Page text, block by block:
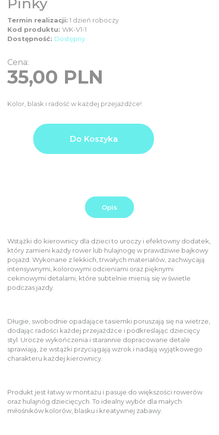
ODZIEŻ
AKCESORIA
KONTAKT
INFO
Kod produktu: WK-V1-1
Cena:
35,00 PLN
Kolor, blask i radość w każdej przejażdżce!
Termin realizacji: 1 dzień roboczy
Dostępność: Dostępny
Product
price
Do Koszyka
Opis
Wstążki do kierownicy dla dzieci to uroczy i efektowny dodatek,
który zamieni każdy rower lub hulajnogę w prawdziwie bajkowy
pojazd. Wykonane z lekkich, trwałych materiałów, zachwycają
intensywnymi, kolorowymi odcieniami oraz pięknymi
cekinowymi detalami, które subtelnie mienią się w świetle
podczas jazdy.
Długie, swobodnie opadające tasiemki poruszają się na wietrze,
dodając radości każdej przejażdżce i podkreślając dziecięcy
styl. Urocze wykończenia i starannie dopracowane detale
sprawiają, że wstążki przyciągają wzrok i nadają wyjątkowego
charakteru każdej kierownicy.
Produkt jest łatwy w montażu i pasuje do większości rowerów
oraz hulajnóg dziecięcych. To idealny wybór dla małych
miłośników kolorów, blasku i kreatywnej zabawy.